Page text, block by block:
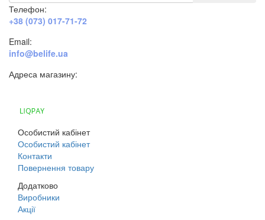
Телефон:
+38 (073) 017-71-72
Email:
info@belife.ua
Адреса магазину:
Особистий кабінет
Особистий кабінет
Контакти
Повернення товару
Додатково
Виробники
Акції